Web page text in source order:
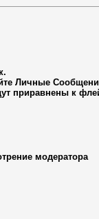
Личные
приравнены к
модератора